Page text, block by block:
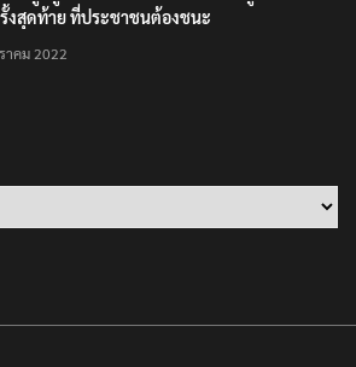
ลบีทู’ ผู้นำทหารคะเรนนี KNPP ลั่นสู้รบ ครั้งนี้